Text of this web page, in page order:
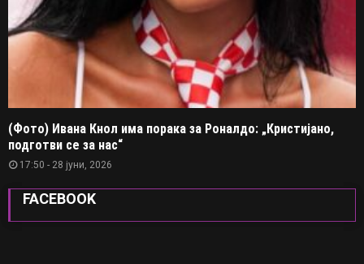
(Фото) Ивана Кнол има порака за Роналдо: „Кристијано,
подготви се за нас“
17:50 - 28 јуни, 2026
FACEBOOK